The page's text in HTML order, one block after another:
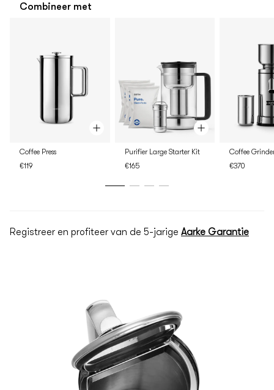
Combineer met
Coffee Press
€119
Purifier Large Starter Kit
€165
Coffee
€370
Registreer en profiteer van de 5-jarige Aarke Garantie